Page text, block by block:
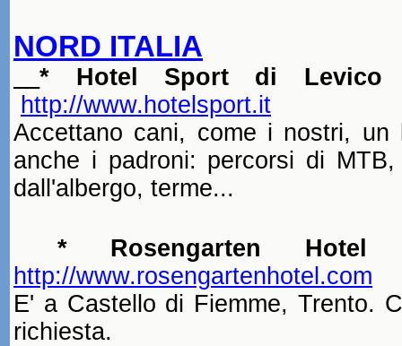
NORD ITALIA
* Hotel Sport di Levico
http://www.hotelsport.it
Accettano cani, come i nostri,
anche i padroni: percorsi di
dall'albergo, terme...
* Rosengarten Hotel
http://www.rosengartenhotel.com
E' a Castello di Fiemme, Trento.
richiesta.